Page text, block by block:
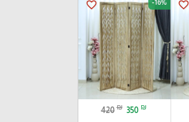
favorite_border -16%
420 ₪ 350 ₪